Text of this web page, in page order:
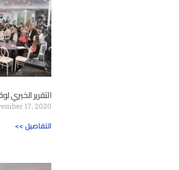
التقرير الخبري
17, 2020
<< التفاصيل